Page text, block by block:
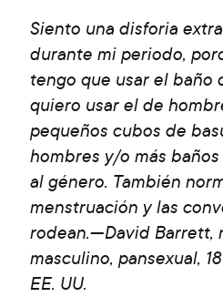
Siento una disforia extra
durante mi periodo,
tengo que usar el baño
quiero usar el de
pequeños cubos de
hombres y/o más
al género. También
menstruación y las
rodean.—David Barrett,
masculino, pansexual,
EE. UU.